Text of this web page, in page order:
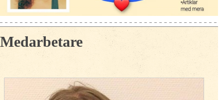
Medarbetare